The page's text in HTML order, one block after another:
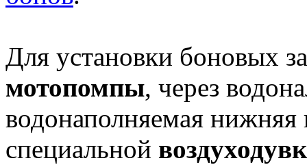
Для установки боновых
мотопомпы, через
водонаполняемая
специальной